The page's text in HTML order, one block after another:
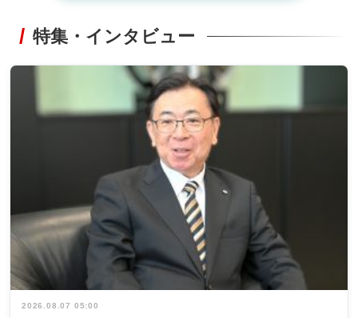
特集・インタビュー
2026.08.07 05:00